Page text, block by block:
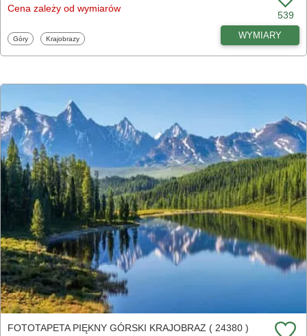
Cena zależy od wymiarów
539
Fototapety
Góry Fototapety
Krajobrazy WYMIARY
FOTOTAPETA PIĘKNY GÓRSKI KRAJOBRAZ ( 24380 )